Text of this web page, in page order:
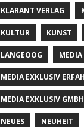
KLARANT VERLAG
KULTUR KUNST
LANGEOOG MEDIA
MEDIA EXKLUSIV
MEDIA EXKLUSIV GMBH
NEUES NEUHEIT